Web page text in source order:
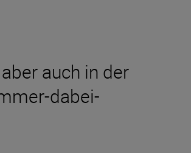
auch in der
dabei-